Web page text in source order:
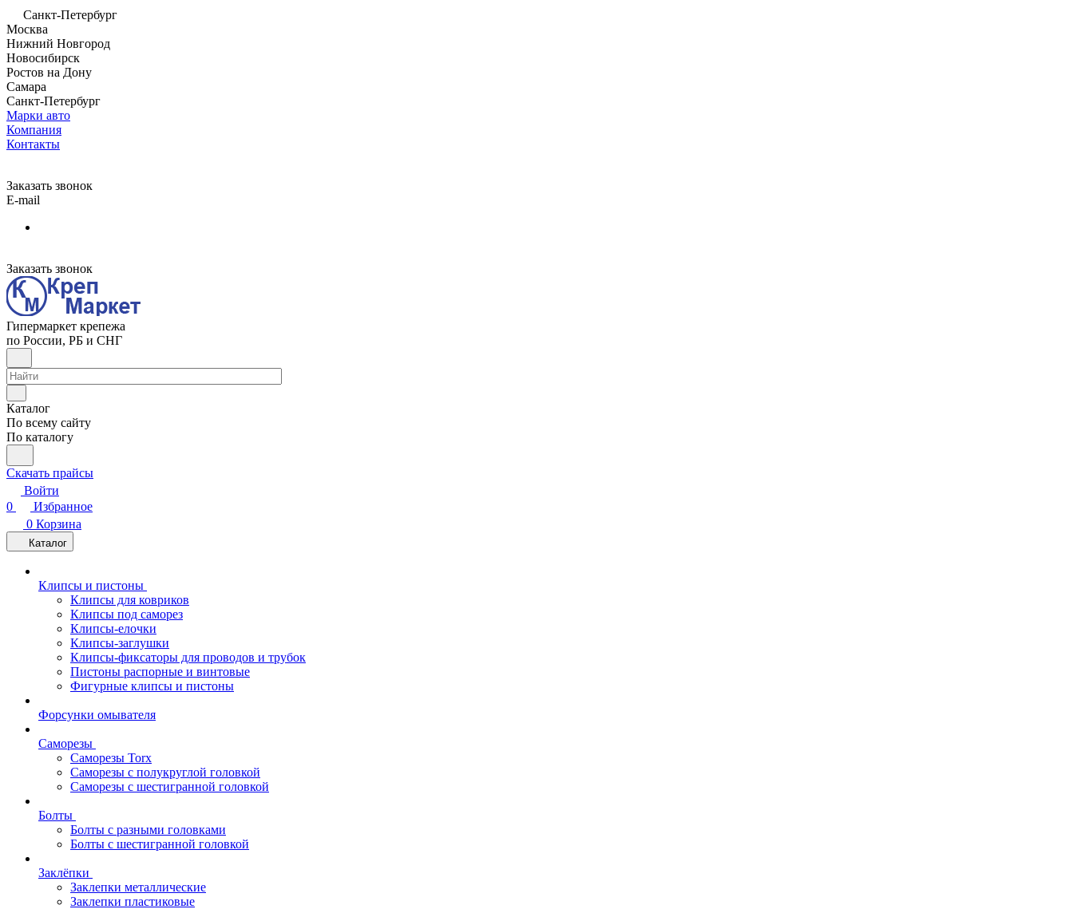
Санкт-Петербург
Москва
Нижний Новгород
Новосибирск
Ростов на Дону
Самара
Санкт-Петербург
Марки авто
Компания
Контакты
Заказать звонок
E-mail
Заказать звонок
Гипермаркет крепежа
по России, РБ и СНГ
Каталог
По всему сайту
По каталогу
Скачать прайсы
Войти
0
Избранное
0 Корзина
Каталог
Клипсы и пистоны
Клипсы для ковриков
Клипсы под саморез
Клипсы-елочки
Клипсы-заглушки
Клипсы-фиксаторы для проводов и трубок
Пистоны распорные и винтовые
Фигурные клипсы и пистоны
Форсунки омывателя
Саморезы
Саморезы Torx
Саморезы с полукруглой головкой
Саморезы с шестигранной головкой
Болты
Болты с разными головками
Болты с шестигранной головкой
Заклёпки
Заклепки металлические
Заклепки пластиковые